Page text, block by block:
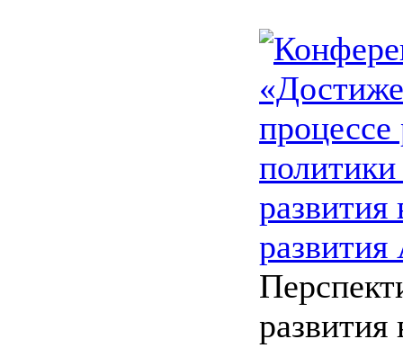
процессе
политики
развития